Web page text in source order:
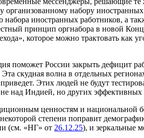
набору
иностранных работников, а
принцип оргнабора в новой
которое можно трактовать как
поможет России закрыть дефицит
скудная волна в отдельных
Этих людей не будут
над Индией, но других эффективных
ценностям и национальной
степени поправит
(см. «НГ» от 26.12.25), и зеркальные